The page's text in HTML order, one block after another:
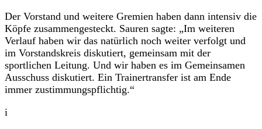
Der Vorstand und weitere Gremien haben dann intensiv die
Köpfe zusammengesteckt. Sauren sagte: „Im weiteren
Verlauf haben wir das natürlich noch weiter verfolgt und
im Vorstandskreis diskutiert, gemeinsam mit der
sportlichen Leitung. Und wir haben es im Gemeinsamen
Ausschuss diskutiert. Ein Trainertransfer ist am Ende
immer zustimmungspflichtig.“
i